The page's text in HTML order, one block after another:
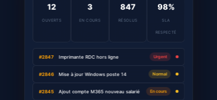
12
OUVERTS
3
EN COURS
847
RÉSOLUS
98%
SLA
RESPECTÉ
#2847 Imprimante RDC hors ligne Urgent
#2846 Mise à jour Windows poste 14 Normal
#2845 Ajout compte M365 nouveau salarié En cours